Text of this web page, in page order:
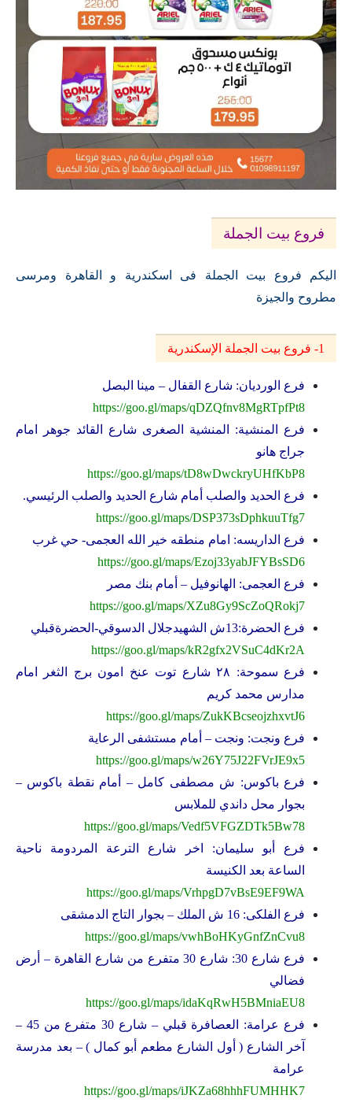
فروع بيت الجملة
اليكم فروع بيت الجملة فى اسكندرية و القاهرة ومرسى
مطروح والجيزة
1- فروع بيت الجملة الإسكندرية
فرع الورديان: شارع القفال – مينا البصل
https://goo.gl/maps/qDZQfnv8MgRTpfPt8
فرع المنشية: المنشية الصغرى شارع القائد جوهر امام
جراج هانو
https://goo.gl/maps/tD8wDwckryUHfKbP8
فرع الحديد والصلب أمام شارع الحديد والصلب الرئيسي.
https://goo.gl/maps/DSP373sDphkuuTfg7
فرع الداريسه: امام منطقه خير الله العجمى- حي غرب
https://goo.gl/maps/Ezoj33yabJFYBsSD6
فرع العجمى: الهانوفيل – أمام بنك مصر
https://goo.gl/maps/XZu8Gy9ScZoQRokj7
فرع الحضرة:13ش الشهيدجلال الدسوقي-الحضرةقبلي
https://goo.gl/maps/kR2gfx2VSuC4dKr2A
فرع سموحة: ٢٨ شارع توت عنخ امون برج الثغر امام
مدارس محمد كريم
https://goo.gl/maps/ZukKBcseojzhxvtJ6
فرع ونجت: ونجت – أمام مستشفى الرعاية
https://goo.gl/maps/w26Y75J22FVrJE9x5
فرع باكوس: ش مصطفى كامل – أمام نقطة باكوس –
بجوار محل داندي للملابس
https://goo.gl/maps/Vedf5VFGZDTk5Bw78
فرع أبو سليمان: اخر شارع الترعة المردومة ناحية
الساعة بعد الكنيسة
https://goo.gl/maps/VrhpgD7vBsE9EF9WA
فرع الفلكى: 16 ش الملك – بجوار التاج الدمشقى
https://goo.gl/maps/vwhBoHKyGnfZnCvu8
فرع شارع 30: شارع 30 متفرع من شارع القاهرة – أرض
فضالي
https://goo.gl/maps/idaKqRwH5BMniaEU8
فرع عرامة: العصافرة قبلي – شارع 30 متفرع من 45 –
آخر الشارع ( أول الشارع مطعم أبو كمال ) – بعد مدرسة
عرامة
https://goo.gl/maps/iJKZa68hhhFUMHHK7